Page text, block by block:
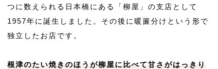
つに数えられる日本橋にある「柳屋」の支店として
1957年に誕生しました。その後に暖簾分けという形で
独立したお店です。
根津のたい焼きのほうが柳屋に比べて甘さがはっきり